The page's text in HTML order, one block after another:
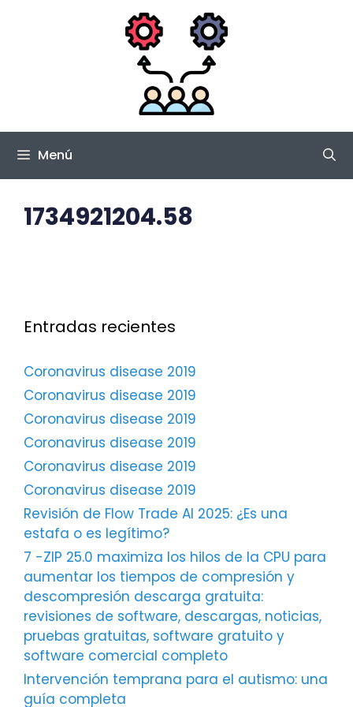
Menú
1734921204.58
Entradas recientes
Coronavirus disease 2019
Coronavirus disease 2019
Coronavirus disease 2019
Coronavirus disease 2019
Coronavirus disease 2019
Coronavirus disease 2019
Revisión de Flow Trade AI 2025: ¿Es una
estafa o es legítimo?
7 -ZIP 25.0 maximiza los hilos de la CPU para
aumentar los tiempos de compresión y
descompresión descarga gratuita:
revisiones de software, descargas, noticias,
pruebas gratuitas, software gratuito y
software comercial completo
Intervención temprana para el autismo: una
guía completa